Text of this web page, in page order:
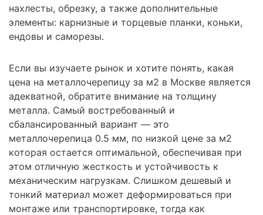
нахлесты, обрезку, а также дополнительные
элементы: карнизные и торцевые планки, коньки,
ендовы и саморезы.
Если вы изучаете рынок и хотите понять, какая
цена на металлочерепицу за м2 в Москве является
адекватной, обратите внимание на толщину
металла. Самый востребованный и
сбалансированный вариант — это
металлочерепица 0.5 мм, по низкой цене за м2
которая остается оптимальной, обеспечивая при
этом отличную жесткость и устойчивость к
механическим нагрузкам. Слишком дешевый и
тонкий материал может деформироваться при
монтаже или транспортировке, тогда как